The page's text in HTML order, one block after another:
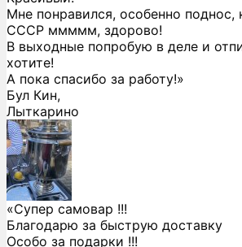
Мне понравился, особенно поднос,
СССР ммммм, здорово!
В выходные попробую в деле и
хотите!
А пока спасибо за работу!»
Бул Кин,
Лыткарино
«Супер самовар !!!
Благодарю за быструю доставку
Особо за подарки !!!